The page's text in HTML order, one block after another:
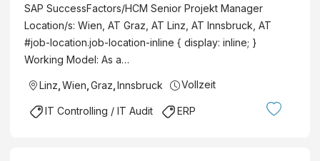
SAP SuccessFactors/HCM Senior Projekt Manager
Location/s: Wien, AT Graz, AT Linz, AT Innsbruck, AT
#job-location.job-location-inline { display: inline; }
Working Model: As a…
Linz Wien Graz Innsbruck Vollzeit
IT Controlling / IT Audit ERP